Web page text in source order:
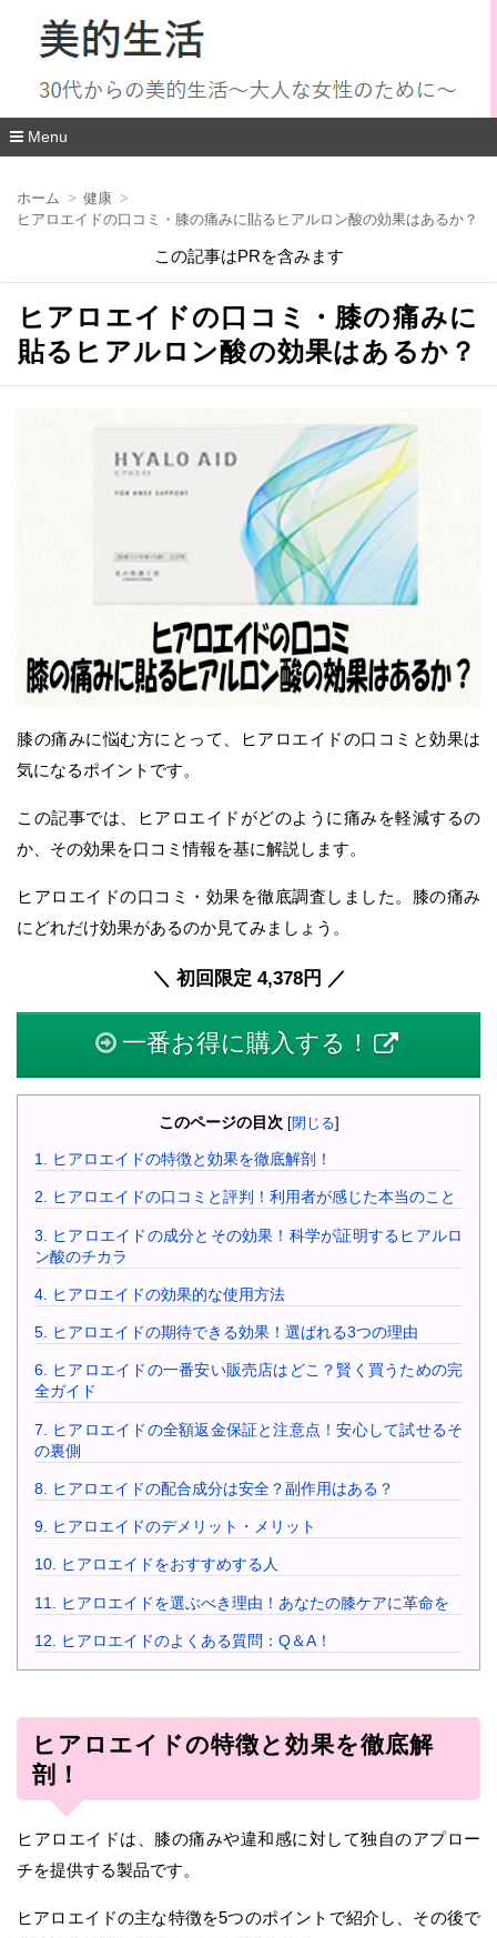
Menu
移
ホーム
健康
ヒアロエイドの口コミ・膝の痛みに貼るヒアルロン酸の効果はあるか？
この記事はPRを含みます
ヒアロエイドの口コミ・膝の痛みに
貼るヒアルロン酸の効果はあるか？
膝の痛みに悩む方にとって、ヒアロエイドの口コミと効果は
気になるポイントです。
この記事では、ヒアロエイドがどのように痛みを軽減するの
か、その効果を口コミ情報を基に解説します。
ヒアロエイドの口コミ・効果を徹底調査しました。膝の痛み
にどれだけ効果があるのか見てみましょう。
＼ 初回限定 4,378円 ／
一番お得に購入する！
このページの目次 [閉じる]
1. ヒアロエイドの特徴と効果を徹底解剖！
2. ヒアロエイドの口コミと評判！利用者が感じた本当のこと
3.
ヒアロエイドの成分とその効果！科学が証明するヒアルロ
ン酸のチカラ
4. ヒアロエイドの効果的な使用方法
5. ヒアロエイドの期待できる効果！選ばれる3つの理由
6. ヒアロエイドの一番安い販売店はどこ？賢く買うための完
全ガイド
7.
ヒアロエイドの全額返金保証と注意点！安心して試せるそ
の裏側
8. ヒアロエイドの配合成分は安全？副作用はある？
9. ヒアロエイドのデメリット・メリット
10. ヒアロエイドをおすすめする人
11. ヒアロエイドを選ぶべき理由！あなたの膝ケアに革命を
12. ヒアロエイドのよくある質問：Q＆A！
ヒアロエイドの特徴と効果を徹底解
剖！
ヒアロエイドは、膝の痛みや違和感に対して独自のアプロー
チを提供する製品です。
ヒアロエイドの主な特徴を5つのポイントで紹介し、その後で